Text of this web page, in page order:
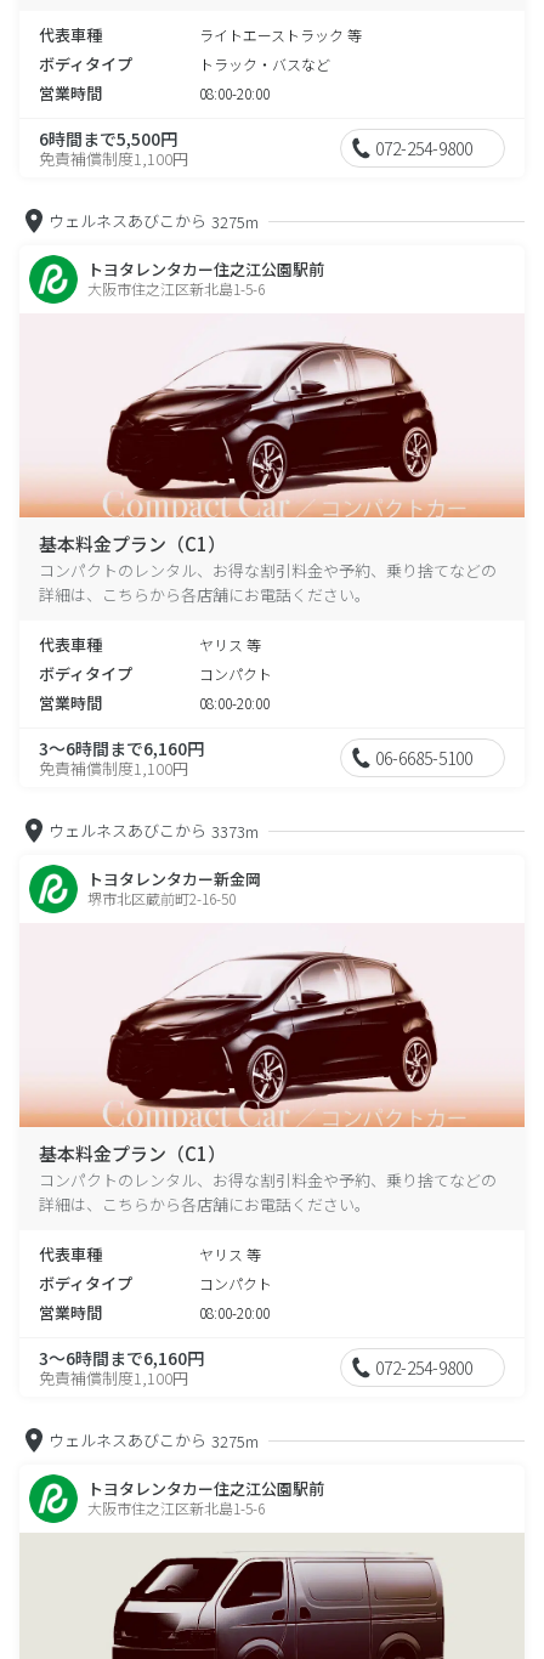
代表車種 ライトエーストラック 等
ボディタイプ トラック・バスなど
営業時間 08:00-20:00
6時間まで5,500円
免責補償制度1,100円 072-254-9800
ウェルネスあびこから 3275m
トヨタレンタカー住之江公園駅前
大阪市住之江区新北島1-5-6
基本料金プラン（C1）
コンパクトのレンタル、お得な割引料金や予約、乗り捨てなどの
詳細は、こちらから各店舗にお電話ください。
代表車種 ヤリス 等
ボディタイプ コンパクト
営業時間 08:00-20:00
3～6時間まで6,160円
免責補償制度1,100円 06-6685-5100
ウェルネスあびこから 3373m
トヨタレンタカー新金岡
堺市北区蔵前町2-16-50
基本料金プラン（C1）
コンパクトのレンタル、お得な割引料金や予約、乗り捨てなどの
詳細は、こちらから各店舗にお電話ください。
代表車種 ヤリス 等
ボディタイプ コンパクト
営業時間 08:00-20:00
3～6時間まで6,160円
免責補償制度1,100円 072-254-9800
ウェルネスあびこから 3275m
トヨタレンタカー住之江公園駅前
大阪市住之江区新北島1-5-6